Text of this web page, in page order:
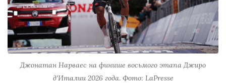
Джонатан Нарваес на финише восьмого этапа Джиро
д'Италии 2026 года. Фото: LaPresse